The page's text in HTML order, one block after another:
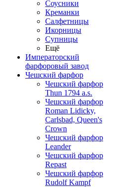
Соусники
Креманки
Салфетницы
Икорницы
Супницы
Ещё
Императорский
фарфоровый завод
Чешский фарфор
Чешский фарфор
Thun 1794 a.s.
Чешский фарфор
Roman Lidicky,
Carlsbad, Queen's
Crown
Чешский фарфор
Leander
Чешский фарфор
Repast
Чешский фарфор
Rudolf Kampf